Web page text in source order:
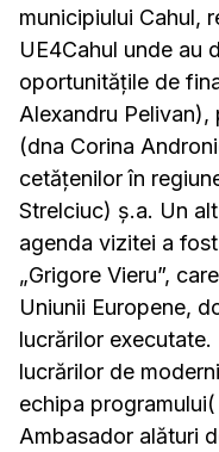
municipiului Cahul,
UE4Cahul unde au
oportunitățile de
Alexandru Pelivan),
(dna Corina
cetățenilor în
Strelciuc) ș.a. Un
agenda vizitei a
„Grigore Vieru”,
Uniunii Europene,
lucrărilor
lucrărilor de
echipa
Ambasador alături